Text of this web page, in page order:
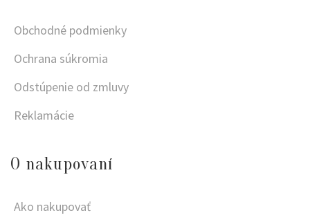
Obchodné podmienky
Ochrana súkromia
Odstúpenie od zmluvy
Reklamácie
O nakupovaní
Ako nakupovať